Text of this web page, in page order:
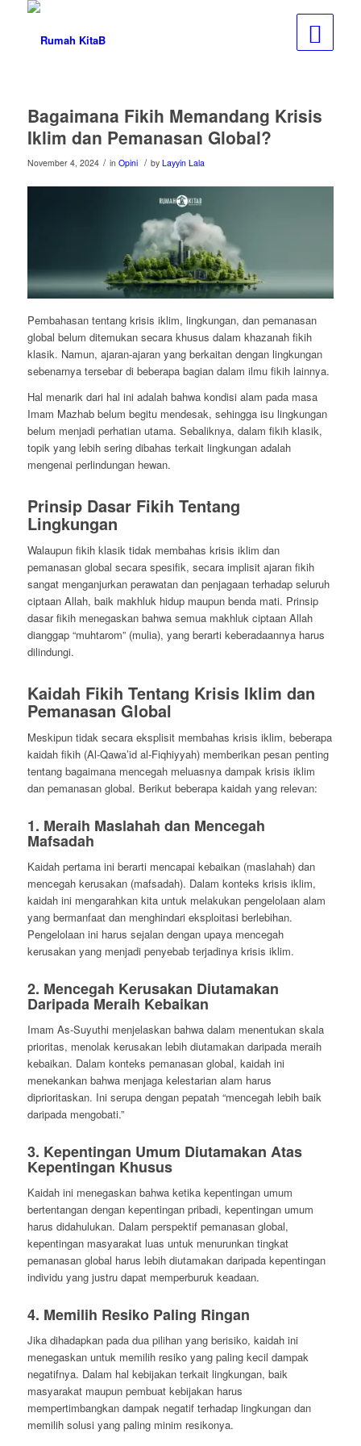
Bagaimana Fikih Memandang Krisis
Iklim dan Pemanasan Global?
November 4, 2024 / in Opini / by Layyin Lala
Pembahasan tentang krisis iklim, lingkungan, dan pemanasan
global belum ditemukan secara khusus dalam khazanah fikih
klasik. Namun, ajaran-ajaran yang berkaitan dengan lingkungan
sebenarnya tersebar di beberapa bagian dalam ilmu fikih lainnya.
Hal menarik dari hal ini adalah bahwa kondisi alam pada masa
Imam Mazhab belum begitu mendesak, sehingga isu lingkungan
belum menjadi perhatian utama. Sebaliknya, dalam fikih klasik,
topik yang lebih sering dibahas terkait lingkungan adalah
mengenai perlindungan hewan.
Prinsip Dasar Fikih Tentang
Lingkungan
Walaupun fikih klasik tidak membahas krisis iklim dan
pemanasan global secara spesifik, secara implisit ajaran fikih
sangat menganjurkan perawatan dan penjagaan terhadap seluruh
ciptaan Allah, baik makhluk hidup maupun benda mati. Prinsip
dasar fikih menegaskan bahwa semua makhluk ciptaan Allah
dianggap “muhtarom” (mulia), yang berarti keberadaannya harus
dilindungi.
Kaidah Fikih Tentang Krisis Iklim dan
Pemanasan Global
Meskipun tidak secara eksplisit membahas krisis iklim, beberapa
kaidah fikih (Al-Qawa’id al-Fiqhiyyah) memberikan pesan penting
tentang bagaimana mencegah meluasnya dampak krisis iklim
dan pemanasan global. Berikut beberapa kaidah yang relevan:
1. Meraih Maslahah dan Mencegah
Mafsadah
Kaidah pertama ini berarti mencapai kebaikan (maslahah) dan
mencegah kerusakan (mafsadah). Dalam konteks krisis iklim,
kaidah ini mengarahkan kita untuk melakukan pengelolaan alam
yang bermanfaat dan menghindari eksploitasi berlebihan.
Pengelolaan ini harus sejalan dengan upaya mencegah
kerusakan yang menjadi penyebab terjadinya krisis iklim.
2. Mencegah Kerusakan Diutamakan
Daripada Meraih Kebaikan
Imam As-Suyuthi menjelaskan bahwa dalam menentukan skala
prioritas, menolak kerusakan lebih diutamakan daripada meraih
kebaikan. Dalam konteks pemanasan global, kaidah ini
menekankan bahwa menjaga kelestarian alam harus
diprioritaskan. Ini serupa dengan pepatah “mencegah lebih baik
daripada mengobati.”
3. Kepentingan Umum Diutamakan Atas
Kepentingan Khusus
Kaidah ini menegaskan bahwa ketika kepentingan umum
bertentangan dengan kepentingan pribadi, kepentingan umum
harus didahulukan. Dalam perspektif pemanasan global,
kepentingan masyarakat luas untuk menurunkan tingkat
pemanasan global harus lebih diutamakan daripada kepentingan
individu yang justru dapat memperburuk keadaan.
4. Memilih Resiko Paling Ringan
Jika dihadapkan pada dua pilihan yang berisiko, kaidah ini
menegaskan untuk memilih resiko yang paling kecil dampak
negatifnya. Dalam hal kebijakan terkait lingkungan, baik
masyarakat maupun pembuat kebijakan harus
mempertimbangkan dampak negatif terhadap lingkungan dan
memilih solusi yang paling minim resikonya.